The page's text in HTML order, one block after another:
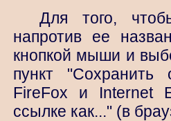
Для того,
напротив ее
кнопкой мыши и
пункт "Сохранить
FireFox и Internet
ссылке как..." (в